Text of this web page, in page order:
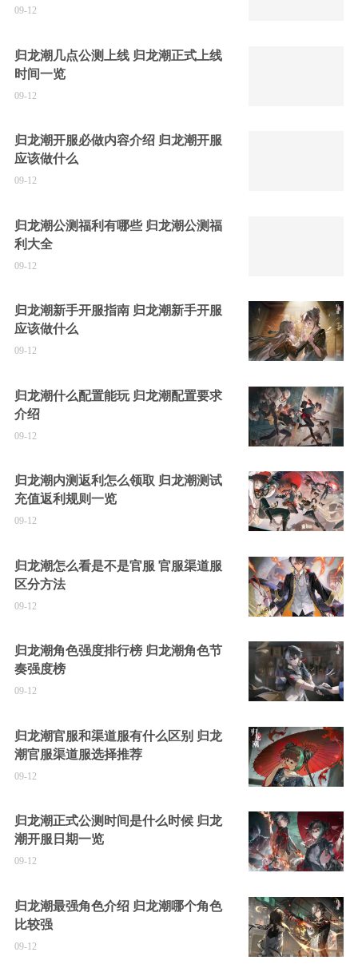
09-12
归龙潮几点公测上线 归龙潮正式上线
时间一览
09-12
归龙潮开服必做内容介绍 归龙潮开服
应该做什么
09-12
归龙潮公测福利有哪些 归龙潮公测福
利大全
09-12
归龙潮新手开服指南 归龙潮新手开服
应该做什么
09-12
归龙潮什么配置能玩 归龙潮配置要求
介绍
09-12
归龙潮内测返利怎么领取 归龙潮测试
充值返利规则一览
09-12
归龙潮怎么看是不是官服 官服渠道服
区分方法
09-12
归龙潮角色强度排行榜 归龙潮角色节
奏强度榜
09-12
归龙潮官服和渠道服有什么区别 归龙
潮官服渠道服选择推荐
09-12
归龙潮正式公测时间是什么时候 归龙
潮开服日期一览
09-12
归龙潮最强角色介绍 归龙潮哪个角色
比较强
09-12